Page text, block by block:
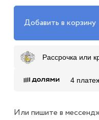
Добавить в корзину
Рассрочка или
4
Или пишите в